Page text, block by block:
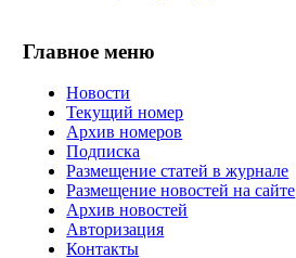
Главное меню
Новости
Текущий номер
Архив номеров
Подписка
Размещение статей в журнале
Размещение новостей на сайте
Архив новостей
Авторизация
Контакты